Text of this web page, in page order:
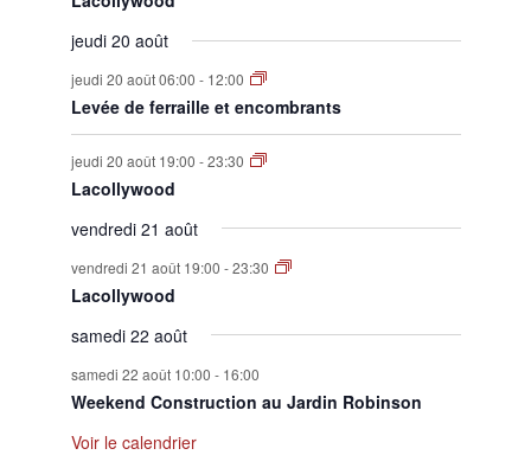
jeudi 20 août
jeudi 20 août 06:00 - 12:00
Levée de ferraille et encombrants
jeudi 20 août 19:00 -23:30
Lacollywood
vendredi 21 août
vendredi 21 août 19:00 -23:30
Lacollywood
samedi 22 août
samedi 22 août 10:00 - 16:00
Weekend Construction au Jardin Robinson
Voir le calendrier